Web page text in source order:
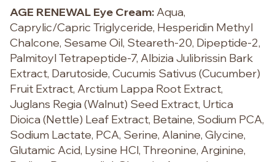
AGE RENEWAL Eye Cream:Aqua,
Caprylic/Capric Triglyceride, Hesperidin Methyl
Chalcone, Sesame Oil, Steareth-20, Dipeptide-2,
Palmitoyl Tetrapeptide-7, Albizia Julibrissin Bark
Extract, Darutoside, Cucumis Sativus (Cucumber)
Fruit Extract, Arctium Lappa Root Extract,
Juglans Regia (Walnut) Seed Extract, Urtica
Dioica (Nettle) Leaf Extract, Betaine, Sodium PCA,
Sodium Lactate, PCA, Serine, Alanine, Glycine,
Glutamic Acid, Lysine HCl, Threonine, Arginine,